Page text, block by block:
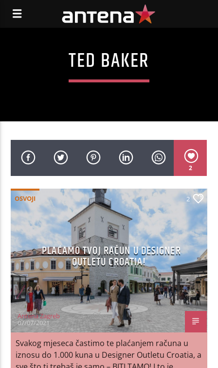
TED BAKER
2
OSVOJI 2
PLAĆAMO TVOJ RAČUN U DESIGNER
OUTLETU CROATIA!
Antena Zagreb
07/07/2021
Svakog mjeseca častimo te plaćanjem računa u
iznosu do 1.000 kuna u Designer Outletu Croatia, a